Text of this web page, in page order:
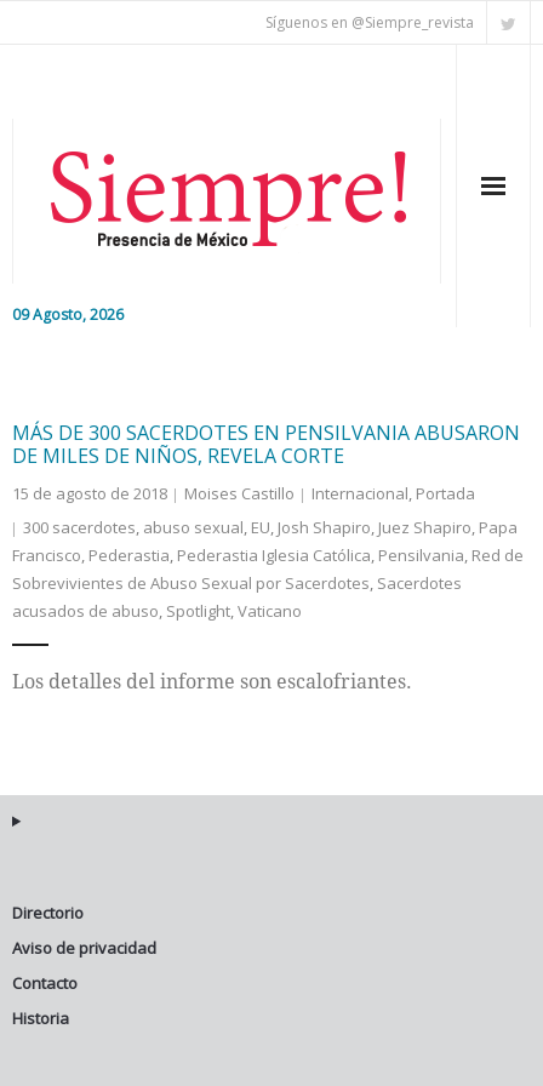
Síguenos en @Siempre_revista
09 Agosto, 2026
Colaboradores
Internacional
MÁS DE 300 SACERDOTES EN PENSILVANIA ABUSARON
DE MILES DE NIÑOS, REVELA CORTE
15 de agosto de 2018 Moises Castillo Internacional, Portada
300 sacerdotes, abuso sexual, EU, Josh Shapiro, Juez Shapiro, Papa
Francisco, Pederastia, Pederastia Iglesia Católica, Pensilvania, Red de
Sobrevivientes de Abuso Sexual por Sacerdotes, Sacerdotes
acusados de abuso, Spotlight,Vaticano
Los detalles del informe son escalofriantes.
Directorio
Aviso de privacidad
Contacto
Historia